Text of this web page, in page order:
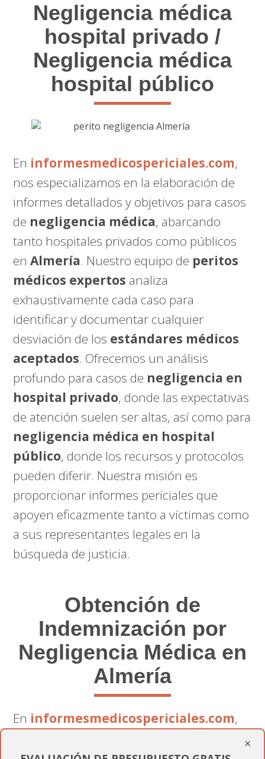
Negligencia médica
hospital privado /
Negligencia médica
hospital público
En informesmedicospericiales.com,
nos especializamos en la elaboración de
informes detallados y objetivos para casos
de negligencia médica, abarcando
tanto hospitales privados como públicos
enAlmería. Nuestro equipo de peritos
médicos expertos analiza
exhaustivamente cada caso para
identificar y documentar cualquier
desviación de los estándares médicos
aceptados. Ofrecemos un análisis
profundo para casos de negligencia en
hospital privado, donde las expectativas
de atención suelen ser altas, así como para
negligencia médica en hospital
público, donde los recursos y protocolos
pueden diferir. Nuestra misión es
proporcionar informes periciales que
apoyen eficazmente tanto a víctimas como
a sus representantes legales en la
búsqueda de justicia.
Obtención de
Indemnización por
Negligencia Médica en
Almería
En informesmedicospericiales.com,
no solo proveemos un informe; ofrecemos×